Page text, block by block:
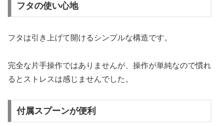
フタの使い心地
フタは引き上げて開けるシンプルな構造です。
完全な片手操作ではありませんが、操作が単純なので慣れ
るとストレスは感じませんでした。
付属スプーンが便利